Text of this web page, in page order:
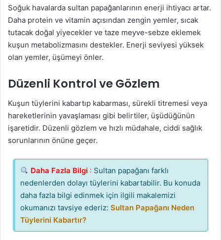
Soğuk havalarda sultan papağanlarının enerji ihtiyacı artar.
Daha protein ve vitamin açısından zengin yemler, sıcak
tutacak doğal yiyecekler ve taze meyve-sebze eklemek
kuşun metabolizmasını destekler. Enerji seviyesi yüksek
olan yemler, üşümeyi önler.
Düzenli Kontrol ve Gözlem
Kuşun tüylerini kabartıp kabarması, sürekli titremesi veya
hareketlerinin yavaşlaması gibi belirtiler, üşüdüğünün
işaretidir. Düzenli gözlem ve hızlı müdahale, ciddi sağlık
sorunlarının önüne geçer.
Daha Fazla Bilgi : Sultan papağanı farklı
nedenlerden dolayı tüylerini kabartabilir. Bu konuda
daha fazla bilgi edinmek için ilgili makalemizi
okumanızı tavsiye ederiz: Sultan Papağanı Neden
Tüylerini Kabartır?